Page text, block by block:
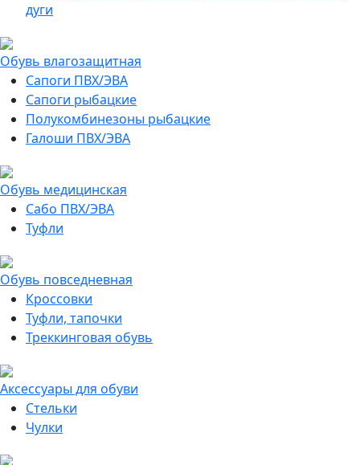
дуги
Обувь влагозащитная
Сапоги ПВХ/ЭВА
Сапоги рыбацкие
Полукомбинезоны рыбацкие
Галоши ПВХ/ЭВА
Обувь медицинская
Сабо ПВХ/ЭВА
Туфли
Обувь повседневная
Кроссовки
Туфли, тапочки
Треккинговая обувь
Аксессуары для обуви
Стельки
Чулки